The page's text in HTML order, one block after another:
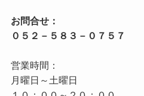
お問合せ：
営業時間：
月曜日～土曜日